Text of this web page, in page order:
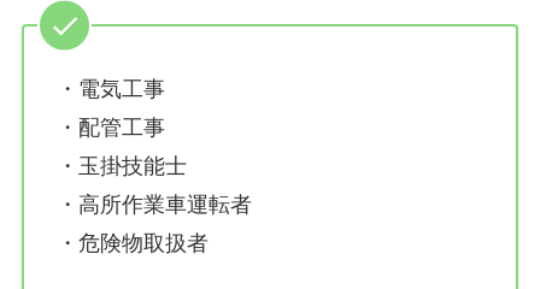
・電気工事
・配管工事
・玉掛技能士
・高所作業車運転者
・危険物取扱者